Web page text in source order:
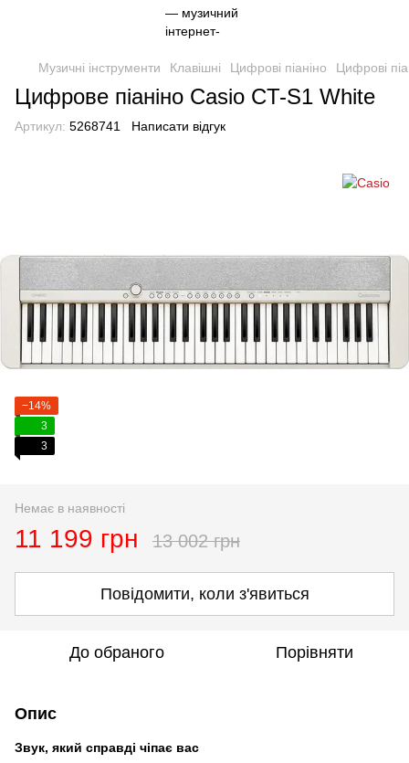
Музичні інструменти Клавішні Цифрові піаніно Цифрові
Цифрове піаніно Casio CT-S1 White
Артикул: 5268741 Написати відгук
−14%
3
3
Немає в наявності
11 199 грн 13 002 грн
Повідомити, коли з'явиться
До обраного Порівняти
Опис
Звук, який справді чіпає вас